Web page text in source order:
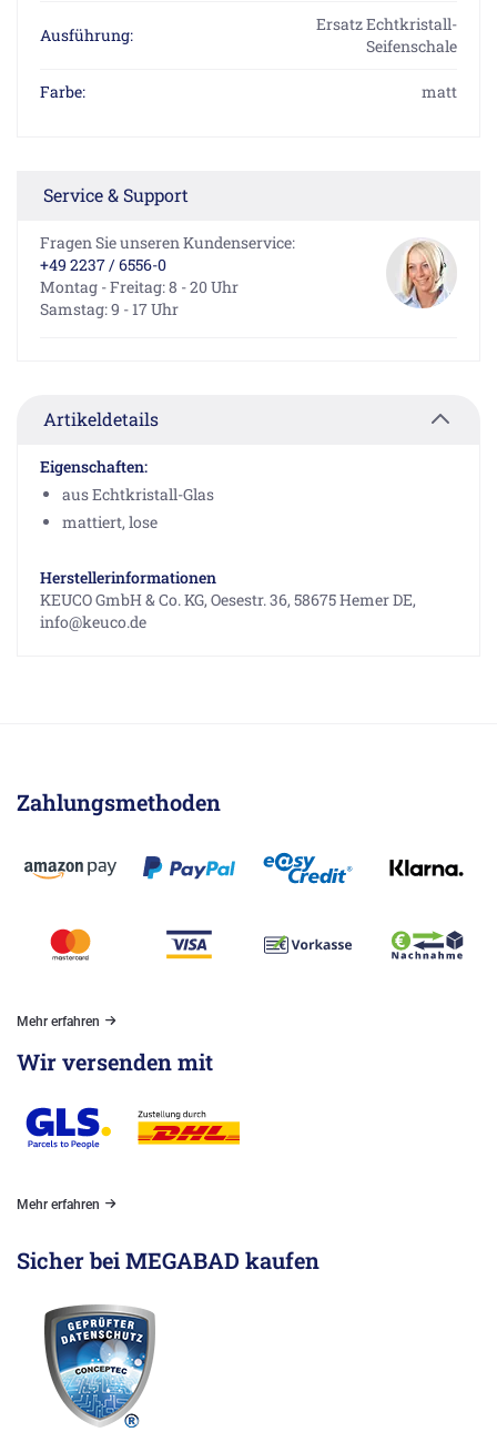
Ausführung:
Ersatz Echtkristall-
Seifenschale
Farbe: matt
Service & Support
Fragen Sie unseren Kundenservice:
+49 2237 / 6556-0
Montag - Freitag: 8 - 20 Uhr
Samstag: 9 - 17 Uhr
Artikeldetails
Eigenschaften:
aus Echtkristall-Glas
mattiert, lose
Herstellerinformationen
KEUCO GmbH & Co. KG, Oesestr. 36, 58675 Hemer DE,
info@keuco.de
Zahlungsmethoden
Mehr erfahren
Wir versenden mit
Mehr erfahren
Sicher bei MEGABAD kaufen